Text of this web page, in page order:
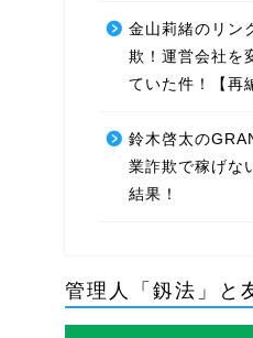
金山莉緒のリン
欺！運営会社を
ていた件！【再
鈴木啓太の
業詐欺で稼げな
結果！
管理人「釼法」と